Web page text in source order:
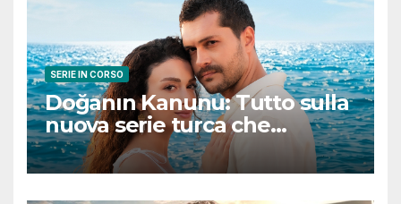
SERIE IN CORSO
Doğanın Kanunu: Tutto sulla
nuova serie turca che
promette emozioni e colpi di
scena